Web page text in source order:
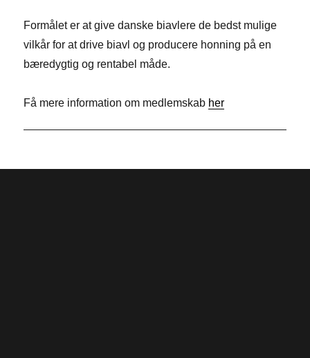
oe
n
t
r
Formålet er at give danske biavlere de bedst mulige
vilkår for at drive biavl og producere honning på en
bæredygtig og rentabel måde.
Få mere information om medlemskab her